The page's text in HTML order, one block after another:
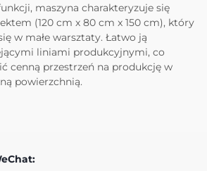
maszyna charakteryzuje się
(120 cm x 80 cm x 150 cm), który
w małe warsztaty. Łatwo ją
liniami produkcyjnymi, co
cenną przestrzeń na produkcję w
powierzchnią.